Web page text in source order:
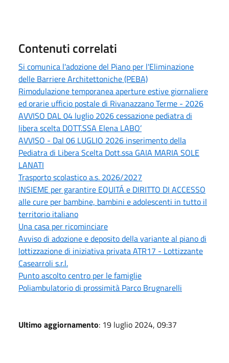
Contenuti correlati
Si comunica l'adozione del Piano per l'Eliminazione
delle Barriere Architettoniche (PEBA)
Rimodulazione temporanea aperture estive giornaliere
ed orarie ufficio postale di Rivanazzano Terme - 2026
AVVISO DAL 04 luglio 2026 cessazione pediatra di
libera scelta DOTT.SSA Elena LABO’
AVVISO - Dal 06 LUGLIO 2026 inserimento della
Pediatra di Libera Scelta Dott.ssa GAIA MARIA SOLE
LANATI
Trasporto scolastico a.s. 2026/2027
INSIEME per garantire EQUITÁ e DIRITTO DI ACCESSO
alle cure per bambine, bambini e adolescenti in tutto il
territorio italiano
Una casa per ricominciare
Avviso di adozione e deposito della variante al piano di
lottizzazione di iniziativa privata ATR17 - Lottizzante
Casearroli s.r.l.
Punto ascolto centro per le famiglie
Poliambulatorio di prossimità Parco Brugnarelli
Ultimo aggiornamento: 19 luglio 2024, 09:37